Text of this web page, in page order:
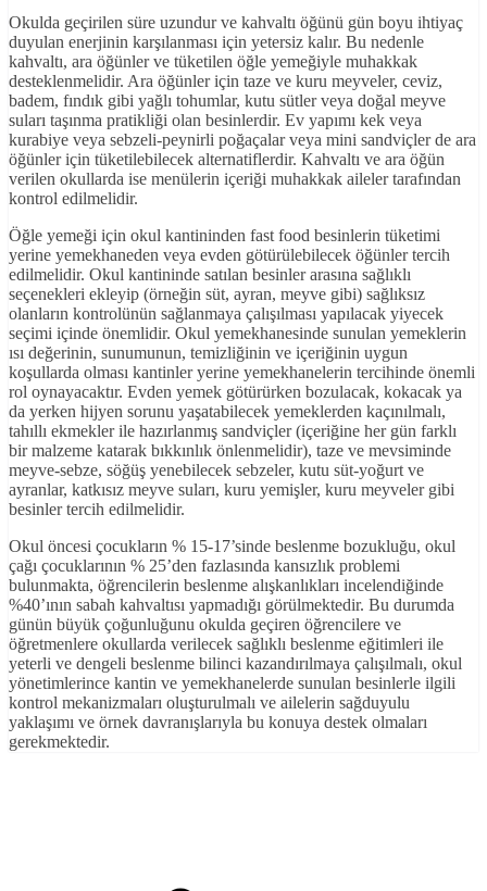
Okulda geçirilen süre uzundur ve kahvaltı öğünü gün boyu ihtiyaç
duyulan enerjinin karşılanması için yetersiz kalır. Bu nedenle
kahvaltı, ara öğünler ve tüketilen öğle yemeğiyle muhakkak
desteklenmelidir. Ara öğünler için taze ve kuru meyveler, ceviz,
badem, fındık gibi yağlı tohumlar, kutu sütler veya doğal meyve
suları taşınma pratikliği olan besinlerdir. Ev yapımı kek veya
kurabiye veya sebzeli-peynirli poğaçalar veya mini sandviçler de ara
öğünler için tüketilebilecek alternatiflerdir. Kahvaltı ve ara öğün
verilen okullarda ise menülerin içeriği muhakkak aileler tarafından
kontrol edilmelidir.
Öğle yemeği için okul kantininden fast food besinlerin tüketimi
yerine yemekhaneden veya evden götürülebilecek öğünler tercih
edilmelidir. Okul kantininde satılan besinler arasına sağlıklı
seçenekleri ekleyip (örneğin süt, ayran, meyve gibi) sağlıksız
olanların kontrolünün sağlanmaya çalışılması yapılacak yiyecek
seçimi içinde önemlidir. Okul yemekhanesinde sunulan yemeklerin
ısı değerinin, sunumunun, temizliğinin ve içeriğinin uygun
koşullarda olması kantinler yerine yemekhanelerin tercihinde önemli
rol oynayacaktır. Evden yemek götürürken bozulacak, kokacak ya
da yerken hijyen sorunu yaşatabilecek yemeklerden kaçınılmalı,
tahıllı ekmekler ile hazırlanmış sandviçler (içeriğine her gün farklı
bir malzeme katarak bıkkınlık önlenmelidir), taze ve mevsiminde
meyve-sebze, söğüş yenebilecek sebzeler, kutu süt-yoğurt ve
ayranlar, katkısız meyve suları, kuru yemişler, kuru meyveler gibi
besinler tercih edilmelidir.
Okul öncesi çocukların % 15-17’sinde beslenme bozukluğu, okul
çağı çocuklarının % 25’den fazlasında kansızlık problemi
bulunmakta, öğrencilerin beslenme alışkanlıkları incelendiğinde
%40’ının sabah kahvaltısı yapmadığı görülmektedir. Bu durumda
günün büyük çoğunluğunu okulda geçiren öğrencilere ve
öğretmenlere okullarda verilecek sağlıklı beslenme eğitimleri ile
yeterli ve dengeli beslenme bilinci kazandırılmaya çalışılmalı, okul
yönetimlerince kantin ve yemekhanelerde sunulan besinlerle ilgili
kontrol mekanizmaları oluşturulmalı ve ailelerin sağduyulu
yaklaşımı ve örnek davranışlarıyla bu konuya destek olmaları
gerekmektedir.